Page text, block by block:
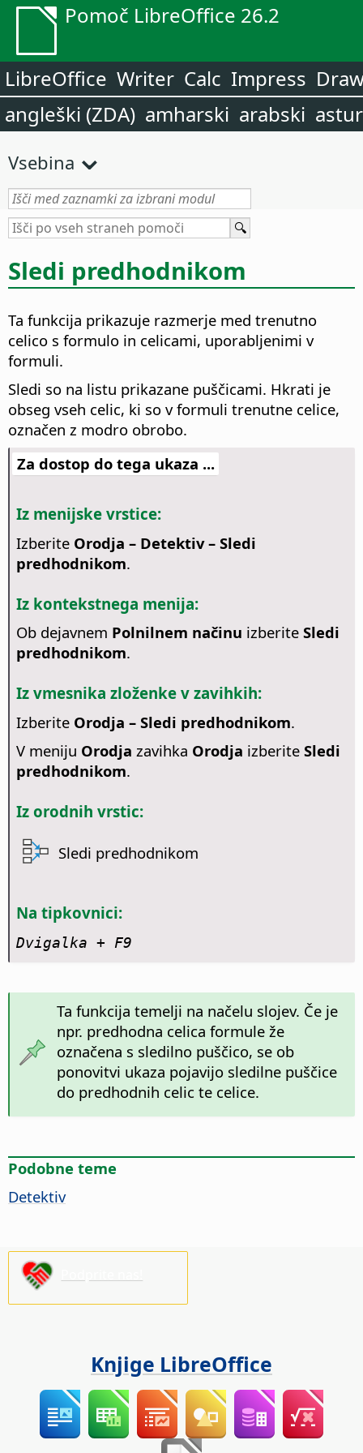
Pomoč LibreOffice 26.2
LibreOffice Writer Calc Impress
angleški (ZDA) amharski arabski
Vsebina
Sledi predhodnikom
Ta funkcija prikazuje razmerje med trenutno
celico s formulo in celicami, uporabljenimi v
formuli.
Sledi so na listu prikazane puščicami. Hkrati je
obseg vseh celic, ki so v formuli trenutne celice,
označen z modro obrobo.
Za dostop do tega ukaza ...
Iz menijske vrstice:
Izberite Orodja – Detektiv – Sledi
predhodnikom.
Iz kontekstnega menija:
Ob dejavnem Polnilnem načinu izberite Sledi
predhodnikom.
Iz vmesnika zloženke v zavihkih:
Izberite Orodja – Sledi predhodnikom.
V meniju Orodja zavihka Orodja izberite Sledi
predhodnikom.
Iz orodnih vrstic:
Sledi predhodnikom
Na tipkovnici:
Dvigalka + F9
Ta funkcija temelji na načelu slojev. Če je
npr. predhodna celica formule že
označena s sledilno puščico, se ob
ponovitvi ukaza pojavijo sledilne puščice
do predhodnih celic te celice.
Podobne teme
Detektiv
Knjige LibreOffice